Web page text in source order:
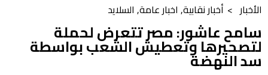
الأخبار > أخبار نقابية, اخبار عامة, السلايد
سامح عاشور: مصر تتعرض لحملة
لتصحيرها وتعطيش الشعب بواسطة
سد النهضة